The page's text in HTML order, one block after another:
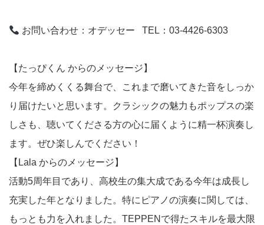
お問い合わせ：オデッセーTEL ：03-4426-6303
【たっぴくん からのメッセージ】
今年を締めくくる舞台で、これまで磨いてきた音をしっか
り届けたいと思います。クラシックの魅力もポップスの楽
しさも、聴いてくださる方の心に届くように精一杯演奏し
ます。ぜひ楽しんでください！
【Lala からのメッセージ】
活動5周年目であり、高校生の集大成である今年は成長し
充実した年となりました。特にピアノの演奏に関しては、
もっとも力を入れました。TEPPENで得たスキルを最大限